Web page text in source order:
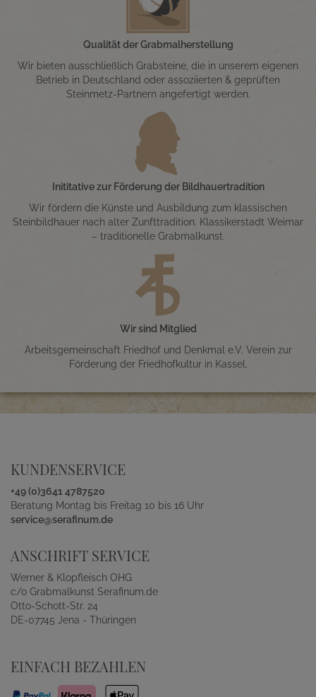
Qualität der Grabmalherstellung
Wir bieten ausschließlich Grabsteine, die in unserem eigenen
Betrieb in Deutschland oder assoziierten & geprüften
Steinmetz-Partnern angefertigt werden.
Inititative zur Förderung der Bildhauertradition
Wir fördern die Künste und Ausbildung zum klassischen
Steinbildhauer nach alter Zunfttradition. Klassikerstadt Weimar
– traditionelle Grabmalkunst.
Wir sind Mitglied
Arbeitsgemeinschaft Friedhof und Denkmal e.V. Verein zur
Förderung der Friedhofkultur in Kassel.
KUNDENSERVICE
+49 (0)3641 4787520
Beratung Montag bis Freitag 10 bis 16 Uhr
service@serafinum.de
ANSCHRIFT SERVICE
Werner & Klopfleisch OHG
c/o Grabmalkunst Serafinum.de
Otto-Schott-Str. 24
DE-07745 Jena - Thüringen
EINFACH BEZAHLEN